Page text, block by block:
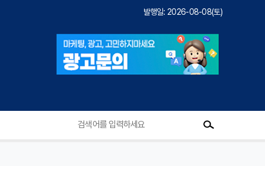
발행일: 2026-08-08(토)